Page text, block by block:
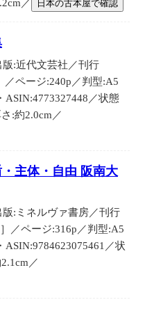
／ 日本の古本屋で確認
:近代文芸社／刊行
／ページ:240p／判型:A5
ASIN:4773327448／状態
:約2.0cm／
主体・自由 阪南大
:ミネルヴァ書房／刊行
／ページ:316p／判型:A5
ASIN:9784623075461／状
／